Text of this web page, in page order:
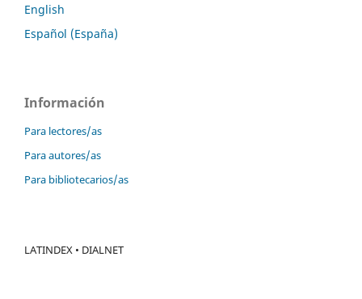
English
Español (España)
Información
Para lectores/as
Para autores/as
Para bibliotecarios/as
LATINDEX • DIALNET